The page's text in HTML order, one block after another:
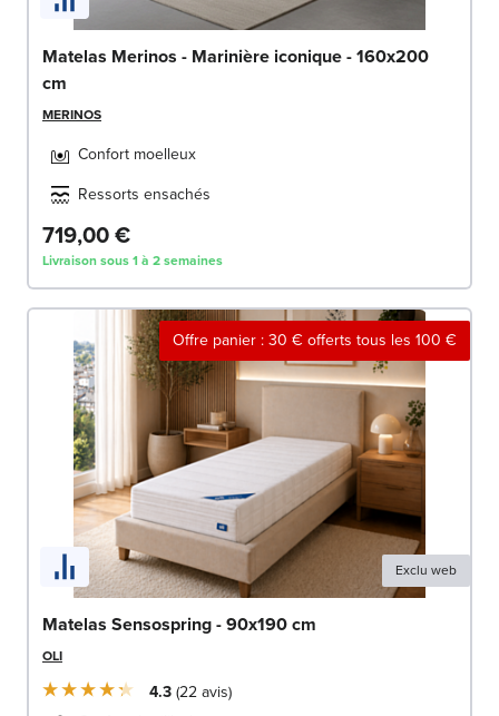
Matelas Merinos - Marinière iconique - 160x200
cm
MERINOS
Confort moelleux
Ressorts ensachés
719,00 €
Livraison sous 1 à 2 semaines
Offre panier : 30 € offerts tous les 100 €
Exclu web
Matelas Sensospring - 90x190 cm
OLI
4.3 22avis